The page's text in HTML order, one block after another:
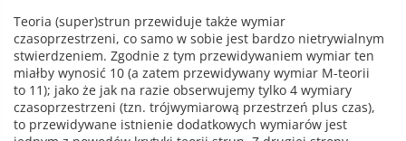
Teoria (super)strun przewiduje także wymiar
czasoprzestrzeni, co samo w sobie jest bardzo nietrywialnym
stwierdzeniem. Zgodnie z tym przewidywaniem wymiar ten
miałby wynosić 10 (a zatem przewidywany wymiar M-teorii
to 11); jako że jak na razie obserwujemy tylko 4 wymiary
czasoprzestrzeni (tzn. trójwymiarową przestrzeń plus czas),
to przewidywane istnienie dodatkowych wymiarów jest